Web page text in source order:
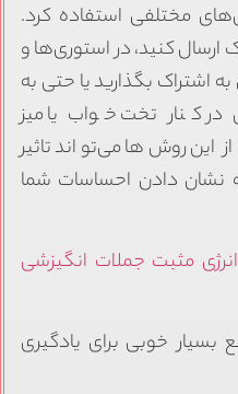
مختلفی استفاده کرد.
ارسال کنید، در استوری‌ها و
بگذارید یا حتی به
کنار تخت خواب یا میز
این روش‌ها می‌تواند تاثیر
نشان دادن احساسات شما
انرژی مثبت جملات انگیزشی
بسیار خوبی برای یادگیری